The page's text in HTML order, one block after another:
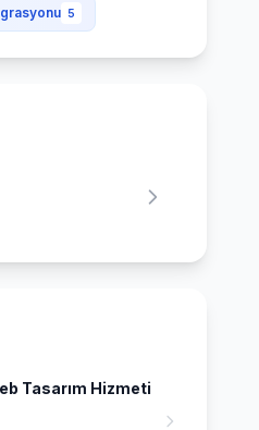
5
Tasarım Hizmeti